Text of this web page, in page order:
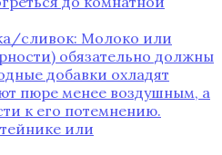
сливок: Молоко или
обязательно должны
добавки охладят
пюре менее воздушным‚ а
к его потемнению.
или